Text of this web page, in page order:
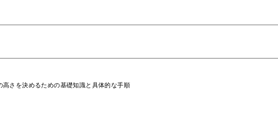
高さを決めるための基礎知識と具体的な手順